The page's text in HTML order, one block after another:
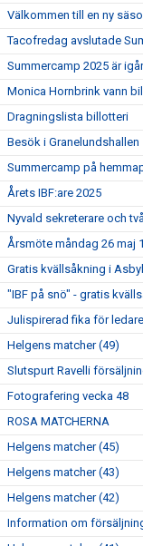
Välkommen till en ny
Tacofredag avslutade
Summercamp 2025 är
Monica Hornbrink vann
Dragningslista billotteri
Besök i Granelundshallen
Summercamp på
Årets IBF:are 2025
Nyvald sekreterare och
Årsmöte måndag 26 maj
Gratis kvällsåkning i
"IBF på snö" - gratis
Julispirerad fika för
Helgens matcher (49)
Slutspurt Ravelli
Fotografering vecka 48
ROSA MATCHERNA
Helgens matcher (45)
Helgens matcher (43)
Helgens matcher (42)
Information om